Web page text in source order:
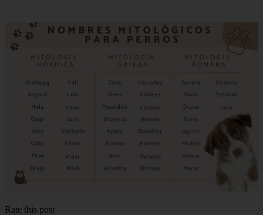
Rate this post